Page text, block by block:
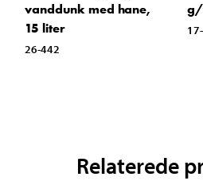
vanddunk med hane,
15 liter
26-442
g/
Relaterede